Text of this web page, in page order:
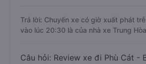
Trả lời: Chuyến xe có giờ xuất phát
vào lúc 20:30 là của nhà xe Trung
Câu hỏi: Review xe đi Phù Cát -